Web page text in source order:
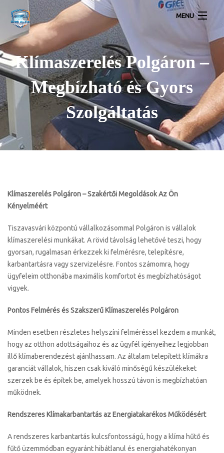
MENU
Lakossági légkondícionálók
Inverteres Klíma Akció Szereléssel
Klíma Galéria
Légkondícionálás Kapcsolat
Klímaszerelés Polgáron –
Megbízható és Gyors
Szolgáltatás
Klímaszerelés Polgáron – Szakértői Megoldások Az Ön
Kényelméért
Tiszavasvári központú vállalkozásommal Polgáron is vállalok
klímaszerelési munkákat. A rövid távolság lehetővé teszi, hogy
gyorsan, rugalmasan érkezzek ki felmérésre, telepítésre,
karbantartásra vagy szervizelésre. Fontos számomra, hogy
ügyfeleim otthonába maximális komfortot és megbízhatóságot
vigyek.
Pontos Felmérés és Szakszerű Klímaszerelés Polgáron
Minden esetben részletes helyszíni felméréssel kezdem a munkát,
hogy az otthon adottságaihoz és az ügyfél igényeihez legjobban
illő klímaberendezést ajánlhassam. Az általam telepített klímákra
garanciát vállalok, hiszen csak kiváló minőségű készülékeket
szerzek be és építek be, amelyek hosszú távon is megbízhatóan
működnek.
Rendszeres Klímakarbantartás az Energiatakarékos Működésért
A rendszeres karbantartás kulcsfontosságú, hogy a klíma hűtő és
fűtő üzemmódban egyaránt hibátlanul és energiahatékonyan